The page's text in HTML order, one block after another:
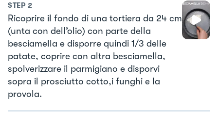
STEP 2
Ricoprire il fondo di una tortiera da 24 cm
(unta con dell’olio) con parte della
besciamella e disporre quindi 1/3 delle
patate, coprire con altra besciamella,
spolverizzare il parmigiano e disporvi
sopra il prosciutto cotto,i funghi e la
provola.